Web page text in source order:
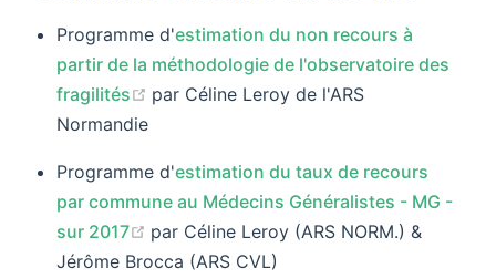
Programme d'estimation du non recours à
partir de la méthodologie de l'observatoire des
fragilités
(opens new window)
par Céline Leroy de l'ARS
Normandie
Programme d'estimation du taux de recours
par commune au Médecins Généralistes - MG -
sur 2017
(opens new window)
par Céline Leroy (ARS NORM.) &
Jérôme Brocca (ARS CVL)